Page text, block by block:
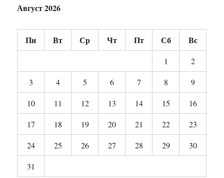
Август 2026
Пн Вт Ср Чт Пт Сб Вс
1
2
3
4 5 6 7 8
9
10
11 12 13 14 15
16
17
18 19 20 21 22
23
24
25 26 27 28 29
30
31